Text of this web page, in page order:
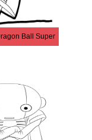
Ball Super